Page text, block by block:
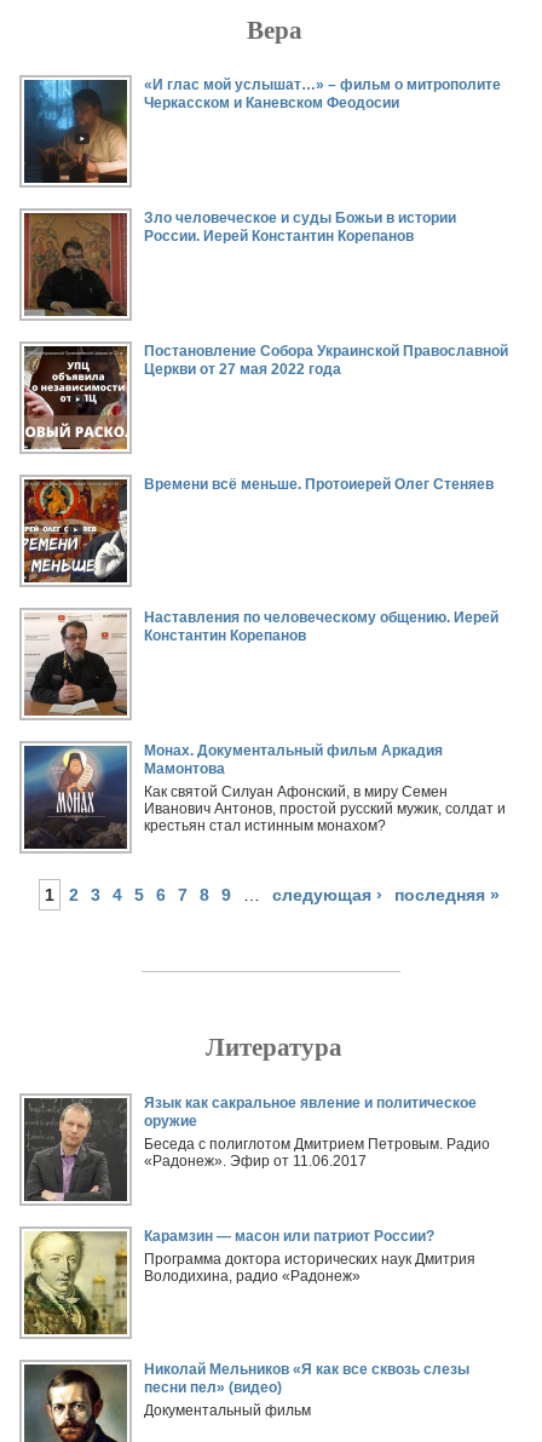
Вера
«И глас мой услышат…» – фильм о митрополите
Черкасском и Каневском Феодосии
Зло человеческое и суды Божьи в истории
России. Иерей Константин Корепанов
Постановление Собора Украинской Православной
Церкви от 27 мая 2022 года
Времени всё меньше. Протоиерей Олег Стеняев
Наставления по человеческому общению. Иерей
Константин Корепанов
Монах. Документальный фильм Аркадия
Мамонтова
Как святой Силуан Афонский, в миру Семен
Иванович Антонов, простой русский мужик, солдат и
крестьян стал истинным монахом?
Страницы
1 2 3 4 5 6 7 8 9 … следующая › последняя »
Литература
Язык как сакральное явление и политическое
оружие
Беседа с полиглотом Дмитрием Петровым. Радио
«Радонеж». Эфир от 11.06.2017
Карамзин — масон или патриот России?
Программа доктора исторических наук Дмитрия
Володихина, радио «Радонеж»
Николай Мельников «Я как все сквозь слезы
песни пел» (видео)
Документальный фильм
Страницы